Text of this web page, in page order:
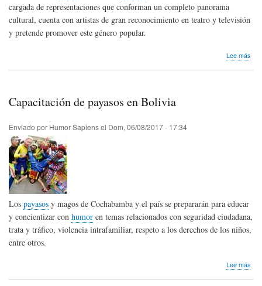
cargada de representaciones que conforman un completo panorama
cultural, cuenta con artistas de gran reconocimiento en teatro y televisión
y pretende promover este género popular.
Lee más
Capacitación de payasos en Bolivia
Enviado por Humor Sapiensel Dom, 06/08/2017 - 17:34
Los payasos y magos de Cochabamba y el país se prepararán para educar
y concientizar con humor en temas relacionados con seguridad ciudadana,
trata y tráfico, violencia intrafamiliar, respeto a los derechos de los niños,
entre otros.
Lee más